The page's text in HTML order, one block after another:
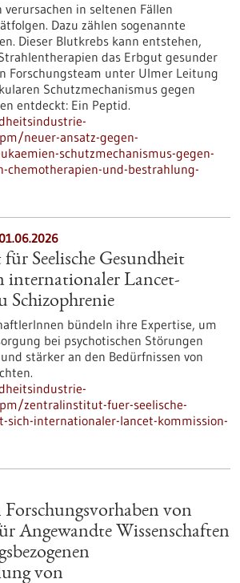
in seltenen Fällen
Dazu zählen sogenannte
Dieser Blutkrebs kann entstehen,
das Erbgut gesunder
Forschungsteam unter Ulmer Leitung
Schutzmechanismus gegen
entdeckt: Ein Peptid.
neuer-ansatz-gegen-
schutzmechanismus-gegen-
chemotherapien-und-bestrahlung-
Seelische Gesundheit
internationaler Lancet-
Schizophrenie
bündeln ihre Expertise, um
bei psychotischen Störungen
stärker an den Bedürfnissen von
zentralinstitut-fuer-seelische-
sich-internationaler-lancet-kommission-
von
Angewandte Wissenschaften
von